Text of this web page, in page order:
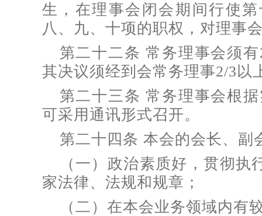
生，在理事会闭会期间行使
八、九、十项的职权，对理事
第二十二条 常务理事会须
其决议须经到会常务理事2/3以
第二十三条 常务理事会根
可采用通讯形式召开。
第二十四条 本会的会长、副
（一）政治素质好，贯彻
家法律、法规和规章；
（二）在本会业务领域内有